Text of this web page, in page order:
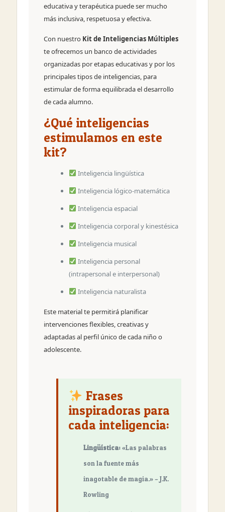
educativa y terapéutica puede ser mucho
más inclusiva, respetuosa y efectiva.
Con nuestro Kit de Inteligencias Múltiples
te ofrecemos un banco de actividades
organizadas por etapas educativas y por los
principales tipos de inteligencias, para
estimular de forma equilibrada el desarrollo
de cada alumno.
¿Qué inteligencias
estimulamos en este
kit?
Inteligencia lingüística
Inteligencia lógico-matemática
Inteligencia espacial
Inteligencia corporal y kinestésica
Inteligencia musical
Inteligencia personal
(intrapersonal e interpersonal)
Inteligencia naturalista
Este material te permitirá planificar
intervenciones flexibles, creativas y
adaptadas al perfil único de cada niño o
adolescente.
Frases
inspiradoras para
cada inteligencia:
Lingüística:«Las palabras
son la fuente más
inagotable de magia.» – J.K.
Rowling